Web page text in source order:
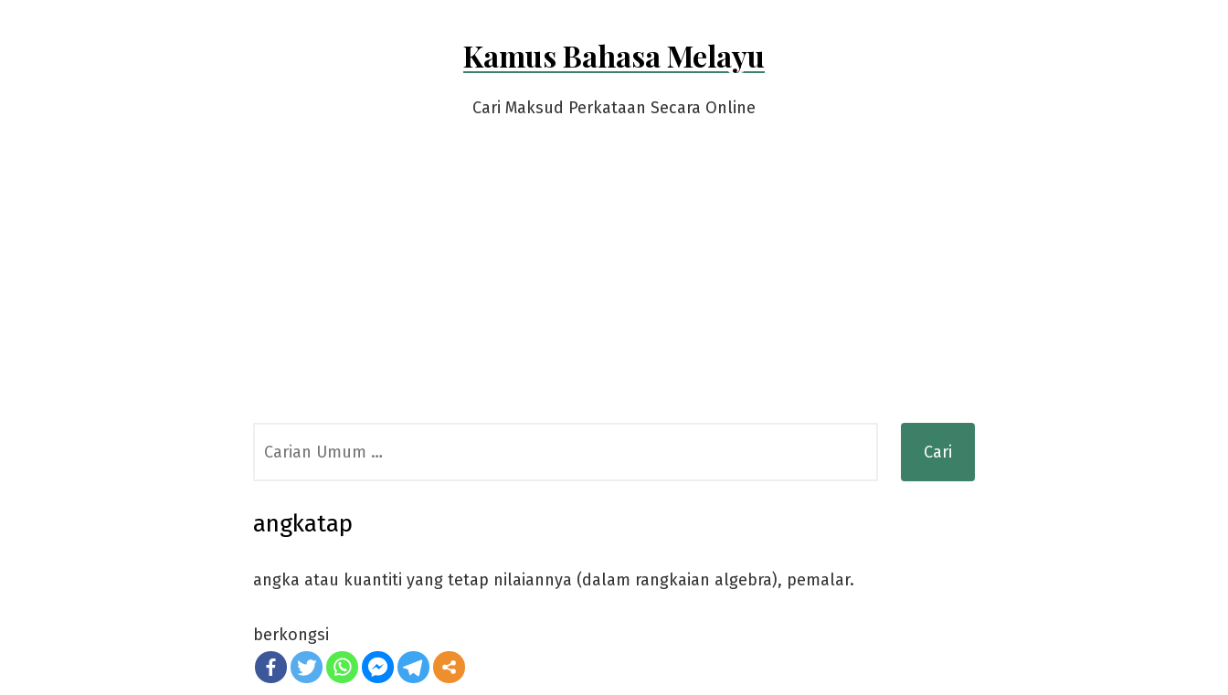
Kamus Bahasa Melayu
Cari Maksud Perkataan Secara Online
for:
angkatap
angka atau kuantiti yang tetap nilaiannya (dalam rangkaian algebra), pemalar.
berkongsi